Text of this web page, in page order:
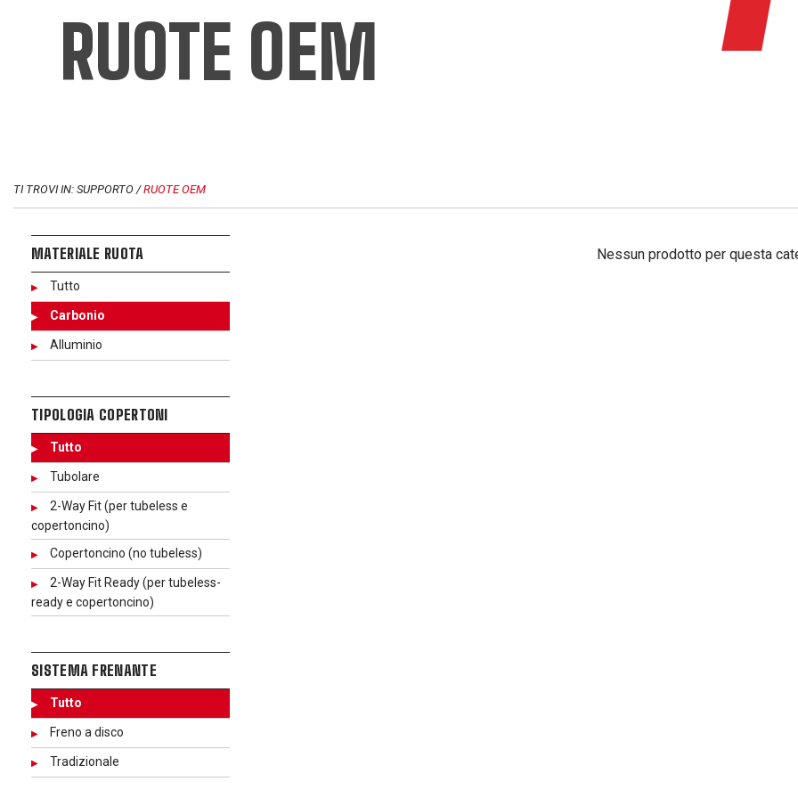
RUOTE OEM
TI TROVI IN: SUPPORTO /RUOTE OEM
MATERIALE RUOTA
Tutto
Carbonio
Alluminio
TIPOLOGIA COPERTONI
Tutto
Tubolare
2-Way Fit (per tubeless e
copertoncino)
Copertoncino (no tubeless)
2-Way Fit Ready (per tubeless-
ready e copertoncino)
SISTEMA FRENANTE
Tutto
Freno a disco
Tradizionale
Nessun prodotto per questa